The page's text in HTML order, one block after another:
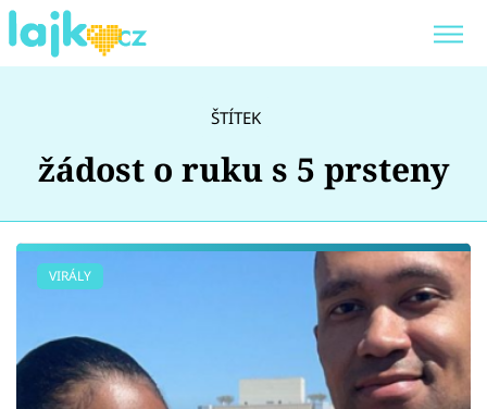
Témata
Showbyznys
Youtubeři
ŠTÍTEK
žádost o ruku s 5 prsteny
VIRÁLY